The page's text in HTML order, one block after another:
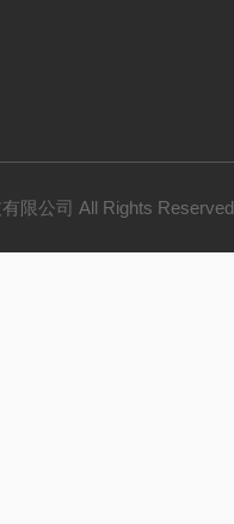
有限公司 All Rights